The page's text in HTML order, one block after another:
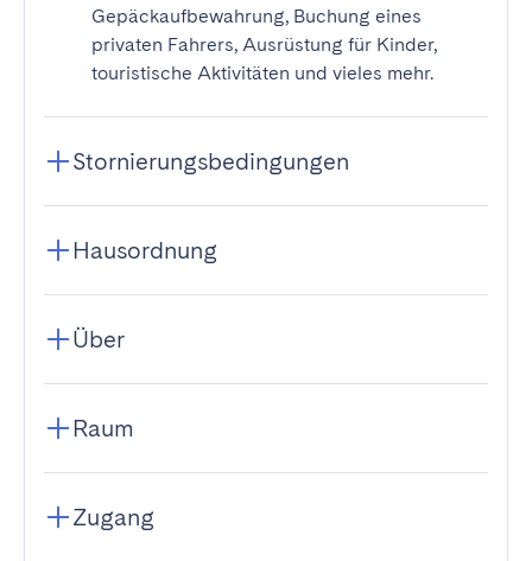
Gepäckaufbewahrung, Buchung eines
privaten Fahrers, Ausrüstung für Kinder,
touristische Aktivitäten und vieles mehr.
Stornierungsbedingungen
Hausordnung
Über
Raum
Zugang